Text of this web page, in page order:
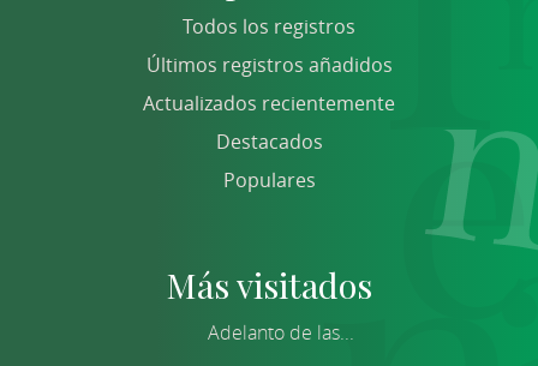
Todos los registros
Últimos registros añadidos
Actualizados recientemente
Destacados
Populares
Más visitados
Adelanto de las...